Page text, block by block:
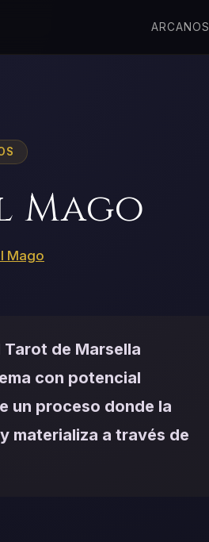
ARCANOS
Mago
Mago
Tarot de Marsella
con potencial
un proceso donde la
materializa a través de